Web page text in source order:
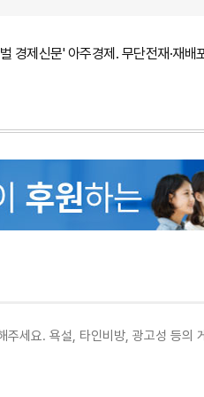
경제신문' 아주경제. 무단전재·재배